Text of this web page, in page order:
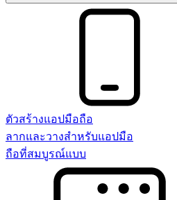
ตัวสร้างแอปมือถือ
ลากและวางสำหรับแอปมือ
ถือที่สมบูรณ์แบบ